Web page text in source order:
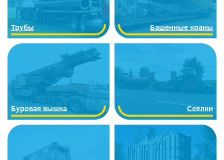
Трубы Башенные краны
Буровая вышка Сеялки